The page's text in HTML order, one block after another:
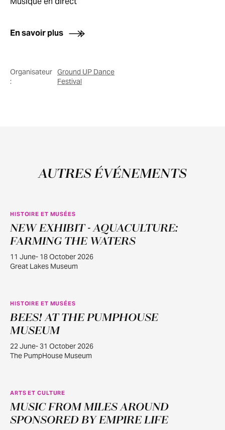
En savoir plus
Organisateur
:
Ground UP Dance
Festival
AUTRES ÉVÉNEMENTS
JUIN
11
HISTOIRE ET MUSÉES
NEW EXHIBIT - AQUACULTURE:
FARMING THE WATERS
11 June- 18 October 2026
Great Lakes Museum
JUIN
22
HISTOIRE ET MUSÉES
BEES! AT THE PUMPHOUSE
MUSEUM
22 June- 31 October 2026
The PumpHouse Museum
JUILL.
30
ARTS ET CULTURE
MUSIC FROM MILES AROUND
SPONSORED BY EMPIRE LIFE